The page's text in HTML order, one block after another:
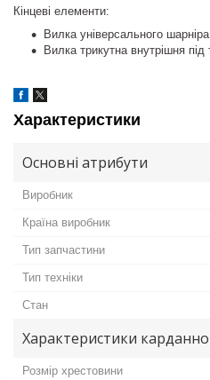
Кінцеві елементи:
Вилка універсального
Вилка трикутна внутрішня
Характеристики
Основні атрибути
Виробник
Країна виробник
Тип запчастини
Тип техніки
Стан
Характеристики
Розмір хрестовини